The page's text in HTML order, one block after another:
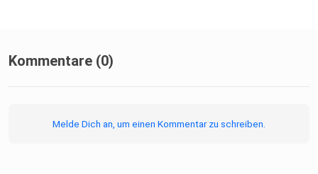
Kommentare (0)
Melde Dich an, um einen Kommentar zu schreiben.